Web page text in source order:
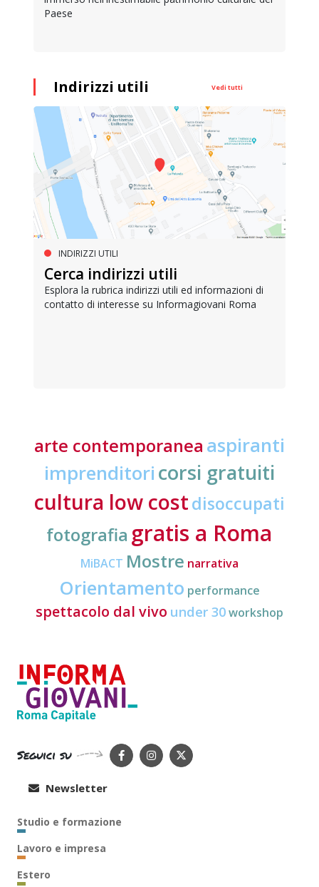
Paese
Indirizzi utili Vedi tutti
INDIRIZZI UTILI
Cerca indirizzi utili
Esplora la rubrica indirizzi utili ed informazioni di
contatto di interesse su Informagiovani Roma
arte contemporanea aspiranti
imprenditori corsi gratuiti
cultura low costdisoccupati
fotografia gratis a Roma
MiBACT Mostre narrativa
Orientamento performance
spettacolo dal vivo under 30workshop
Seguici su
Newsletter
Studio e formazione
Lavoro e impresa
Estero